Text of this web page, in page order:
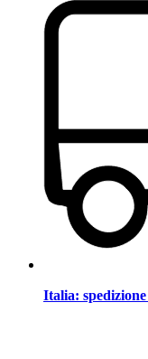
Italia: